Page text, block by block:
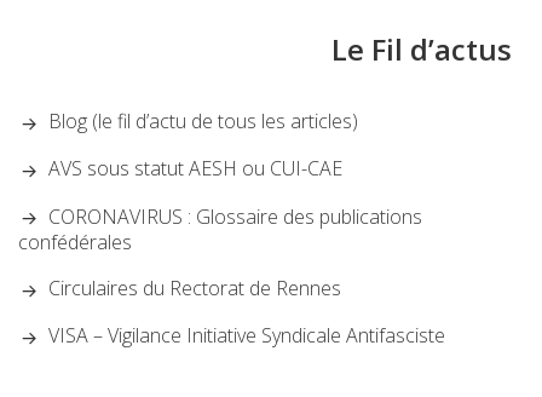
Le Fil d’actus
Blog (le fil d’actu de tous les articles)
AVS sous statut AESH ou CUI-CAE
CORONAVIRUS : Glossaire des publications
confédérales
Circulaires du Rectorat de Rennes
VISA – Vigilance Initiative Syndicale Antifasciste